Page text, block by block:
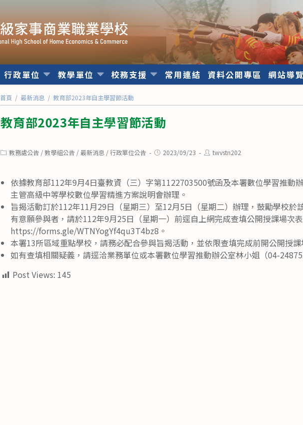
行政單位 教學單位 校務支援 常用連結 資料公開專區 網站導覽
首頁 / 最新消息 / 教育部2023年自主學習節活動
教育部2023年自主學習節活動
Post教務處公告 / 教學組公告 / 最新消息 / 行政單位公告
Post2023/09/23
Posttwvstn202
依據教育部112年9月4日臺教資（三）字第1122703500號函及本署數位學習推動
主管高級中等學校數位學習精進方案說明會辦理。
旨揭活動訂於112年11月29日（星期三）至12月5日（星期二）辦理，鼓勵學校於
有意願參與者，請於112年9月25日（星期一）前逕自上網完成查填公開授課場次
https://forms.gle/WTNYogYf4qu3T4bz8。
本署13所區域重點學校，請務必配合參與旨揭活動，並依限查填完成前開公開授課
如有查填相關疑義，請逕洽業務單位或本署數位學習推動辦公室林小姐（04-
Post Views: 145